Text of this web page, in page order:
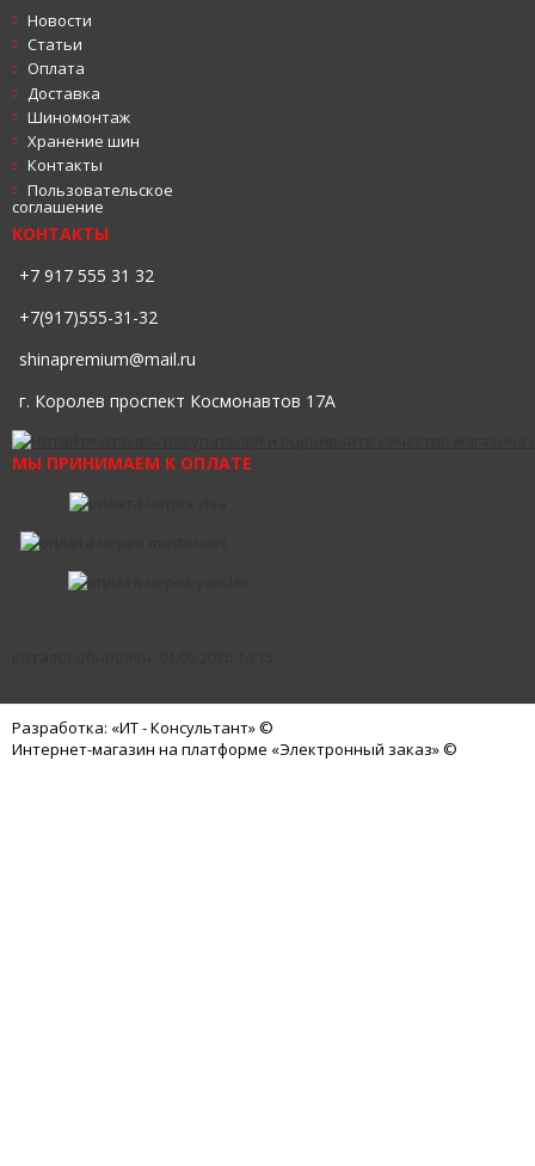
Новости
Статьи
Оплата
Доставка
Шиномонтаж
Хранение шин
Контакты
Пользовательское
соглашение
КОНТАКТЫ
+7 917 555 31 32
+7(917)555-31-32
shinapremium@mail.ru
г. Королев проспект Космонавтов 17А
МЫ ПРИНИМАЕМ К ОПЛАТЕ
Разработка: «ИТ - Консультант» ©
Интернет-магазин на платформе «Электронный заказ» ©